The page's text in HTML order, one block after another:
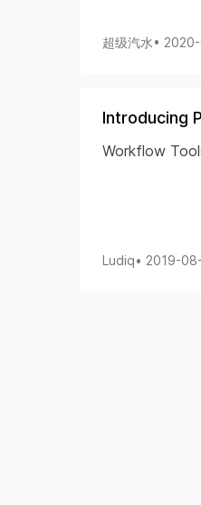
超级汽水•
Introducing
Workflow
Ludiq• 2019-